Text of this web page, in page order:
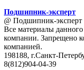
Подшипник-эксперт
@ Подшипник-эксперт
Все материалы
компании. Запрещено
компанией.
198188, г.Санкт-
8(812)904-04-39